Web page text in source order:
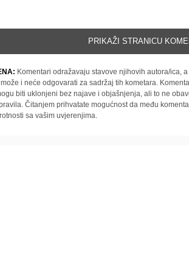
PRIKAŽI STRANICU
Komentari odražavaju stavove njihovih autora/ica,
i neće odgovarati za sadržaj tih kometara.
biti uklonjeni bez najave i objašnjenja, ali to ne
Čitanjem prihvatate mogućnost da među
sa vašim uvjerenjima.